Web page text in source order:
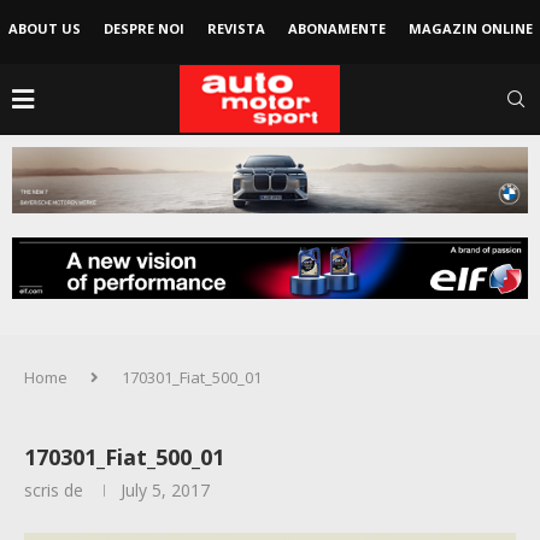
ABOUT US DESPRE NOI REVISTA ABONAMENTE MAGAZIN ONLINE
Home 170301_Fiat_500_01
170301_Fiat_500_01
scris de July 5, 2017